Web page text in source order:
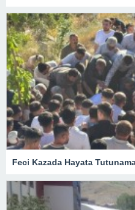
Feci Kazada Hayata